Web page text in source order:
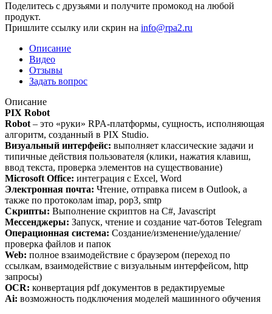
Поделитесь с друзьями и получите промокод на любой
продукт.
Пришлите ссылку или скрин на info@rpa2.ru
Описание
Видео
Отзывы
Задать вопрос
Описание
PIX Robot
Robot – это «руки» RPA-платформы, сущность, исполняющая
алгоритм, созданный в PIX Studio.
Визуальный интерфейс: выполняет классические задачи и
типичные действия пользователя (клики, нажатия клавиш,
ввод текста, проверка элементов на существование)
Microsoft Office: интеграция с Excel, Word
Электронная почта: Чтение, отправка писем в Outlook, а
также по протоколам imap, pop3, smtp
Скрипты: Выполнение скриптов на C#, Javascript
Мессенджеры: Запуск, чтение и создание чат-ботов Telegram
Операционная система: Создание/изменение/удаление/
проверка файлов и папок
Web: полное взаимодействие с браузером (переход по
ссылкам, взаимодействие с визуальным интерфейсом, http
запросы)
OCR: конвертация pdf документов в редактируемые
Ai: возможность подключения моделей машинного обучения